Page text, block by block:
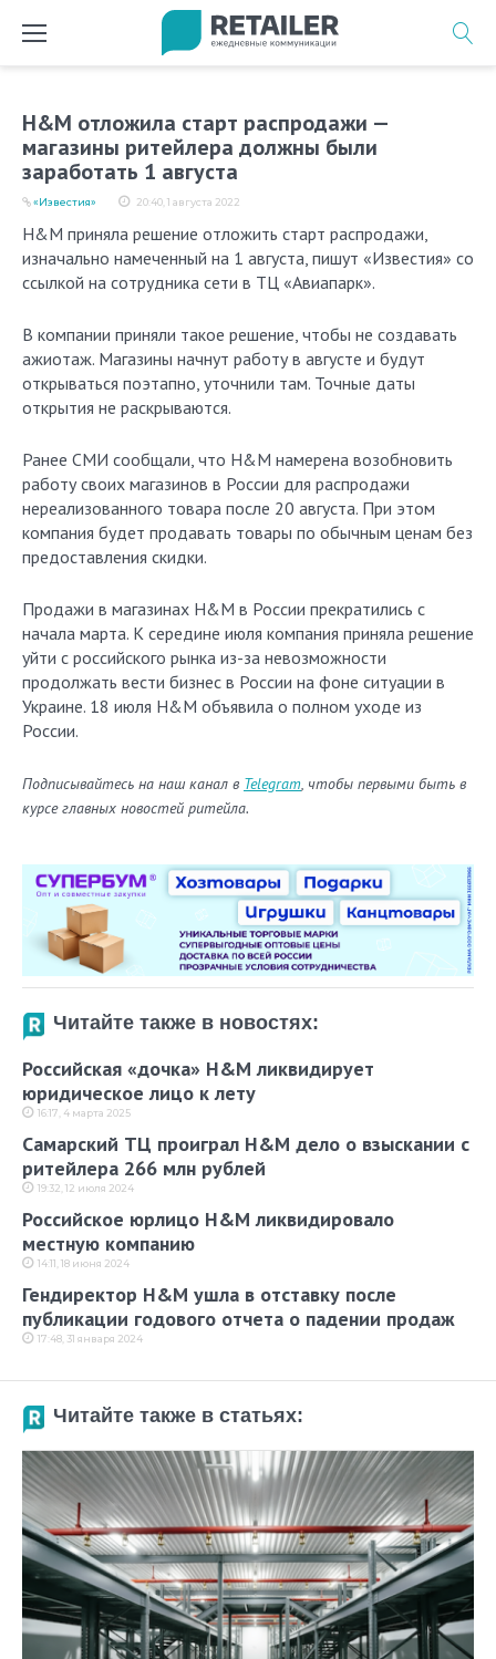
H&M отложила старт распродажи —
магазины ритейлера должны были
заработать 1 августа
20:40, 1 августа 2022
«Известия»
H&M приняла решение отложить старт распродажи,
изначально намеченный на 1 августа, пишут «Известия» со
ссылкой на сотрудника сети в ТЦ «Авиапарк».
В компании приняли такое решение, чтобы не создавать
ажиотаж. Магазины начнут работу в августе и будут
открываться поэтапно, уточнили там. Точные даты
открытия не раскрываются.
Ранее СМИ сообщали, что H&M намерена возобновить
работу своих магазинов в России для распродажи
нереализованного товара после 20 августа. При этом
компания будет продавать товары по обычным ценам без
предоставления скидки.
Продажи в магазинах H&M в России прекратились с
начала марта. К середине июля компания приняла решение
уйти с российского рынка из-за невозможности
продолжать вести бизнес в России на фоне ситуации в
Украине. 18 июля H&M объявила о полном уходе из
России.
Подписывайтесь на наш канал в Telegram, чтобы первыми быть в
курсе главных новостей ритейла.
Читайте также в новостях:
Российская «дочка» H&M ликвидирует
юридическое лицо к лету
16:17, 4 марта 2025
Самарский ТЦ проиграл H&M дело о взыскании с
ритейлера 266 млн рублей
19:32, 12 июля 2024
Российское юрлицо H&M ликвидировало
местную компанию
14:11, 18 июня 2024
Гендиректор H&M ушла в отставку после
публикации годового отчета о падении продаж
17:48, 31 января 2024
Читайте также в статьях: